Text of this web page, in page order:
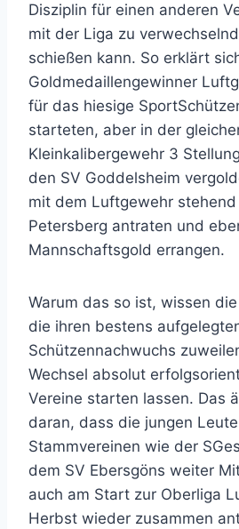
Disziplin für einen anderen
mit der Liga zu
schießen kann. So erklärt
Goldmedaillengewinner
für das hiesige
starteten, aber in der
Kleinkalibergewehr 3
den SV Goddelsheim
mit dem Luftgewehr
Petersberg antraten und
Mannschaftsgold errangen.
Warum das so ist, wissen
die ihren bestens
Schützennachwuchs
Wechsel absolut
Vereine starten lassen. Das
daran, dass die jungen
Stammvereinen wie der
dem SV Ebersgöns weiter
auch am Start zur Oberliga
Herbst wieder zusammen